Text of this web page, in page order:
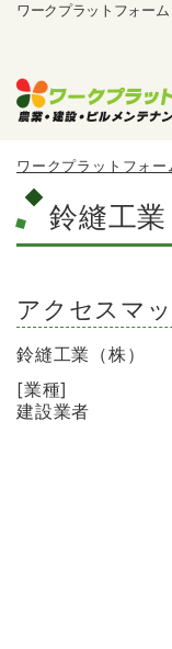
ワークプラットフォー
ワークプラットフォー
鈴縫工業
アクセスマ
鈴縫工業（株）
[業種]
建設業者